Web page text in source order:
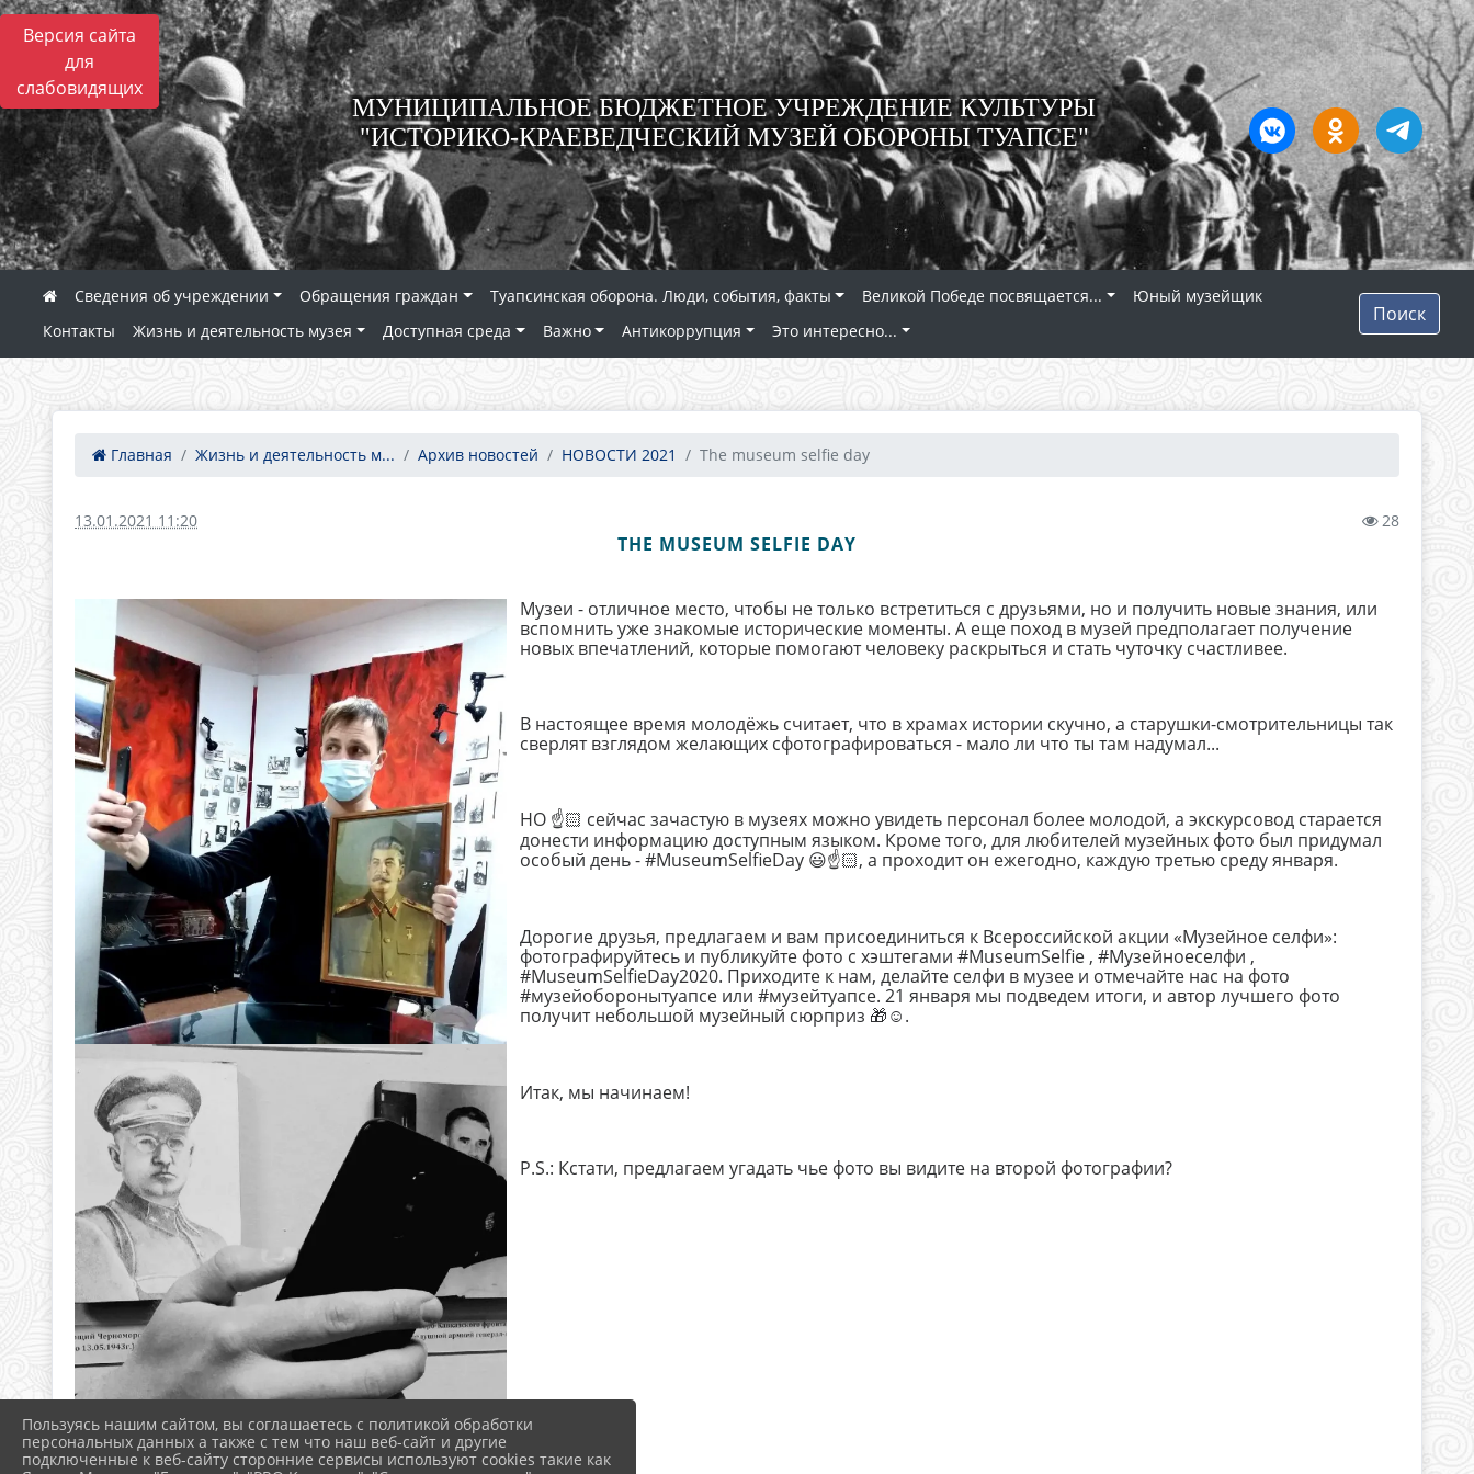
Версия сайта
для
слабовидящих
МУНИЦИПАЛЬНОЕ БЮДЖЕТНОЕ УЧРЕЖДЕНИЕ КУЛЬТУРЫ
"ИСТОРИКО-КРАЕВЕДЧЕСКИЙ МУЗЕЙ ОБОРОНЫ ТУАПСЕ"
Сведения об учреждении Обращения граждан Туапсинская оборона. Люди, события, факты Великой Победе посвящается...
Юный музейщик
Контакты
Жизнь и деятельность музея Доступная среда Важно Антикоррупция Это интересно...
Поиск
Главная Жизнь и деятельность м... Архив новостей НОВОСТИ 2021 The museum selfie day
13.01.2021 11:20 28
THE MUSEUM SELFIE DAY
Музеи - отличное место, чтобы не только встретиться с друзьями, но и получить новые знания, или
вспомнить уже знакомые исторические моменты. А еще поход в музей предполагает получение
новых впечатлений, которые помогают человеку раскрыться и стать чуточку счастливее.
В настоящее время молодёжь считает, что в храмах истории скучно, а старушки-смотрительницы так
сверлят взглядом желающих сфотографироваться - мало ли что ты там надумал...
НО ☝🏻 сейчас зачастую в музеях можно увидеть персонал более молодой, а экскурсовод старается
донести информацию доступным языком. Кроме того, для любителей музейных фото был придумал
особый день - #MuseumSelfieDay 😃☝🏻, а проходит он ежегодно, каждую третью среду января.
Дорогие друзья, предлагаем и вам присоединиться к Всероссийской акции «Музейное селфи»:
фотографируйтесь и публикуйте фото с хэштегами #MuseumSelfie , #Музейноеселфи ,
#MuseumSelfieDay2020. Приходите к нам, делайте селфи в музее и отмечайте нас на фото
#музейоборонытуапсе или #музейтуапсе. 21 января мы подведем итоги, и автор лучшего фото
получит небольшой музейный сюрприз 🎁 ☺ .
Итак, мы начинаем!
P.S.: Кстати, предлагаем угадать чье фото вы видите на второй фотографии?
Пользуясь нашим сайтом, вы соглашаетесь с политикой обработки
персональных данных а также с тем что наш веб-сайт и другие
подключенные к веб-сайту сторонние сервисы используют cookies такие как